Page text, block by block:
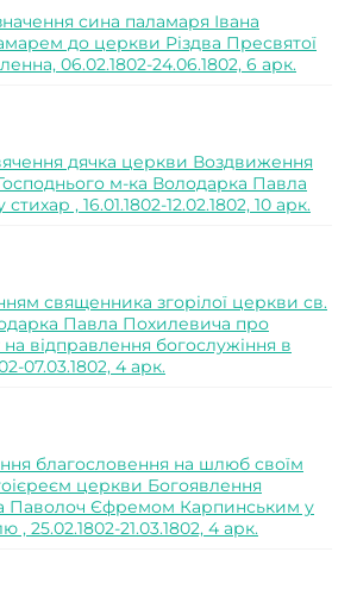
сина паламаря Івана
до церкви Різдва Пресвятої
06.02.1802-24.06.1802, 6 арк.
дячка церкви Воздвиження
м-ка Володарка Павла
, 16.01.1802-12.02.1802, 10 арк.
священника згорілої церкви св.
Павла Похилевича про
відправлення богослужіння в
07.03.1802, 4 арк.
благословення на шлюб своїм
церкви Богоявлення
Паволоч Єфремом Карпинським у
, 25.02.1802-21.03.1802, 4 арк.